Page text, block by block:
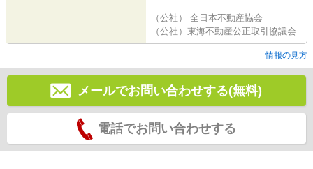
（公社） 全日本不動産協会
（公社）東海不動産公正取引協議会
情報の見方
メールでお問い合わせする(無料)
電話でお問い合わせする